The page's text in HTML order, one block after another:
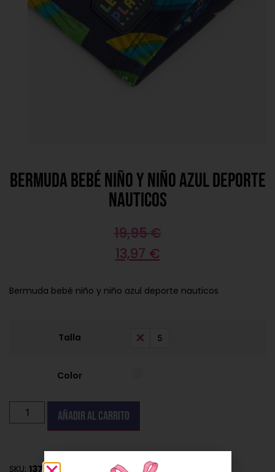
Bermuda bebé niño y niño azul deporte
nauticos
19,95€
13,97 €
Bermuda bebé niño y niño azul deporte nauticos
Talla 4 5
Color
Añadir al carrito
SKU: 137700894